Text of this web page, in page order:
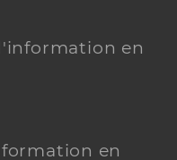
en
en